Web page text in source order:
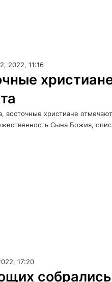
2022, 11:16
восточные христиане
Сына Божия,
17:20